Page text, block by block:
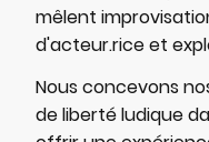
mêlent
d'acteur.rice et
Nous concevons
de liberté ludique